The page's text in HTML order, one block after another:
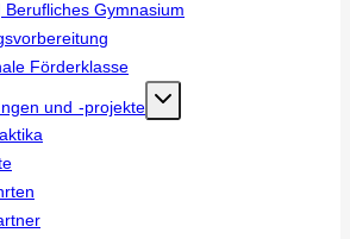
Berufliches Gymnasium
Förderklasse
und -projekte